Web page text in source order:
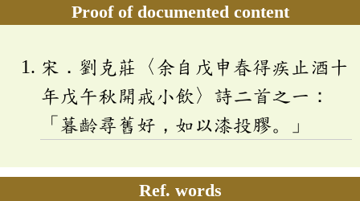
Proof of documented content
宋．劉克莊〈余自戊申春得疾止酒十
年戊午秋開戒小飲〉詩二首之一：
「暮齡尋舊好，如以漆投膠。」
Ref. words